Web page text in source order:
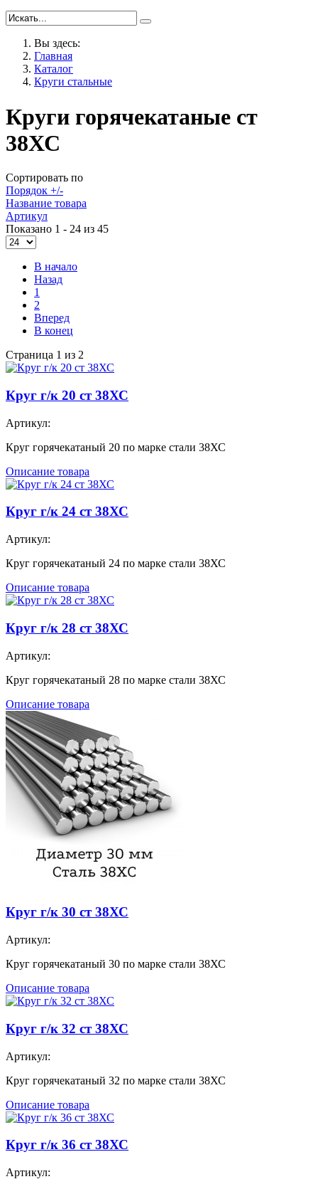
Вы здесь:
Главная
Каталог
Круги стальные
Круги горячекатаные ст
38ХС
Сортировать по
Порядок +/-
Название товара
Артикул
Показано 1 - 24 из 45
В начало
Назад
1
2
Вперед
В конец
Страница 1 из 2
Круг г/к 20 ст 38ХС
Артикул:
Круг горячекатаный 20 по марке стали 38ХС
Описание товара
Круг г/к 24 ст 38ХС
Артикул:
Круг горячекатаный 24 по марке стали 38ХС
Описание товара
Круг г/к 28 ст 38ХС
Артикул:
Круг горячекатаный 28 по марке стали 38ХС
Описание товара
Круг г/к 30 ст 38ХС
Артикул:
Круг горячекатаный 30 по марке стали 38ХС
Описание товара
Круг г/к 32 ст 38ХС
Артикул:
Круг горячекатаный 32 по марке стали 38ХС
Описание товара
Круг г/к 36 ст 38ХС
Артикул: